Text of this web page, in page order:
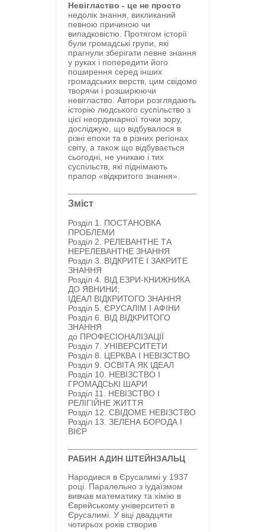
Невігластво - це не просто
недолік знання, викликаний
певною причиною чи
випадковістю. Протягом історії
були громадські групи, які
прагнули зберігати певне знання
у руках і попередити його
поширення серед інших
громадських верств, цим свідомо
творячи і розширюючи
невігластво. Автори розглядають
історію людського суспільство з
цієї неординарної точки зору,
досліджую, що відбувалося в
різні епохи та в різних регіонах
світу, а також що відбувається
сьогодні, не уникаю і тих
суспільств, які піднімають
прапор «відкритого знання».
Зміст
Розділ 1. ПОСТАНОВКА
ПРОБЛЕМИ
Розділ 2. РЕЛЕВАНТНЕ ТА
НЕРЕЛЕВАНТНЕ ЗНАННЯ
Розділ 3. ВІДКРИТЕ І ЗАКРИТЕ
ЗНАННЯ
Розділ 4. ВІД ЕЗРИ-КНИЖНИКА
ДО ЯВНИНИ:
ІДЕАЛ ВІДКРИТОГО ЗНАННЯ
Розділ 5. ЄРУСАЛІМ І АФІНИ
Розділ 6. ВІД ВІДКРИТОГО
ЗНАННЯ
до ПРОФЕСІОНАЛІЗАЦІЇ
Розділ 7. УНІВЕРСИТЕТИ
Розділ 8. ЦЕРКВА І НЕВІЗСТВО
Розділ 9. ОСВІТА ЯК ІДЕАЛ
Розділ 10. НЕВІЗСТВО І
ГРОМАДСЬКІ ШАРИ
Розділ 11. НЕВІЗСТВО І
РЕЛІГІЙНЕ ЖИТТЯ
Розділ 12. СВІДОМЕ НЕВІЗСТВО
Розділ 13. ЗЕЛЕНА БОРОДА І
ВІЄР
РАБИН АДИН ШТЕЙНЗАЛЬЦ
Народився в Єрусалимі у 1937
році. Паралельно з іудаїзмом
вивчав математику та хімію в
Єврейському університеті в
Єрусалимі. У віці двадцяти
чотирьох років створив